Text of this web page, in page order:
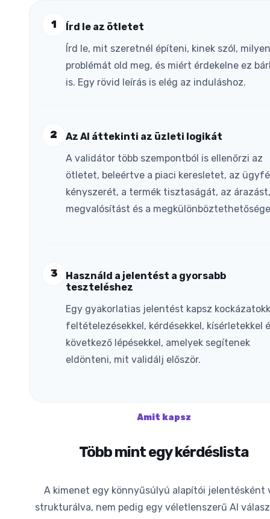
1
Írd le az ötletet
Írd le, mit szeretnél építeni, kinek szól, milyen
problémát old meg, és miért érdekelne ez
is. Egy rövid leírás is elég az induláshoz.
2
Az AI áttekinti az üzleti logikát
A validátor több szempontból is ellenőrzi az
ötletet, beleértve a piaci keresletet, az
kényszerét, a termék tisztaságát, az
megvalósítást és a
3
Használd a jelentést a gyorsabb
teszteléshez
Egy gyakorlatias jelentést kapsz
feltételezésekkel, kérdésekkel, kísérletekkel
következő lépésekkel, amelyek segítenek
eldönteni, mit validálj először.
Amit kapsz
Több mint egy kérdéslista
A kimenet egy könnyűsúlyú alapítói jelentésként
strukturálva, nem pedig egy véletlenszerű AI